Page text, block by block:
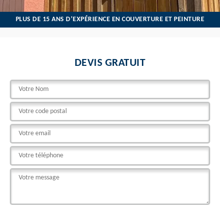
PLUS DE 15 ANS D’EXPÉRIENCE EN COUVERTURE ET PEINTURE
DEVIS GRATUIT